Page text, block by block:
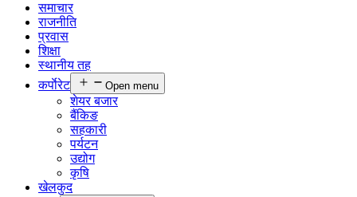
समाचार
राजनीति
प्रवास
शिक्षा
स्थानीय तह
कर्पाेरेट
Open menu
शेयर बजार
बैंकिङ
सहकारी
पर्यटन
उद्योग
कृषि
खेलकुद